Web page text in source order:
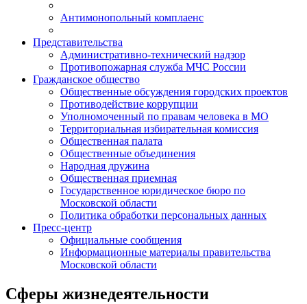
Антимонопольный комплаенс
Представительства
Административно-технический надзор
Противопожарная служба МЧС России
Гражданское общество
Общественные обсуждения городских проектов
Противодействие коррупции
Уполномоченный по правам человека в МО
Территориальная избирательная комиссия
Общественная палата
Общественные объединения
Народная дружина
Общественная приемная
Государственное юридическое бюро по
Московской области
Политика обработки персональных данных
Пресс-центр
Официальные сообщения
Информационные материалы правительства
Московской области
Сферы жизнедеятельности